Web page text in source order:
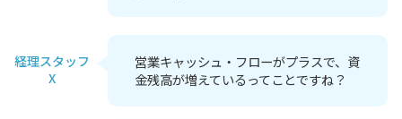
経理スタッフ
X
営業キャッシュ・フローがプラスで、資
金残高が増えているってことですね？